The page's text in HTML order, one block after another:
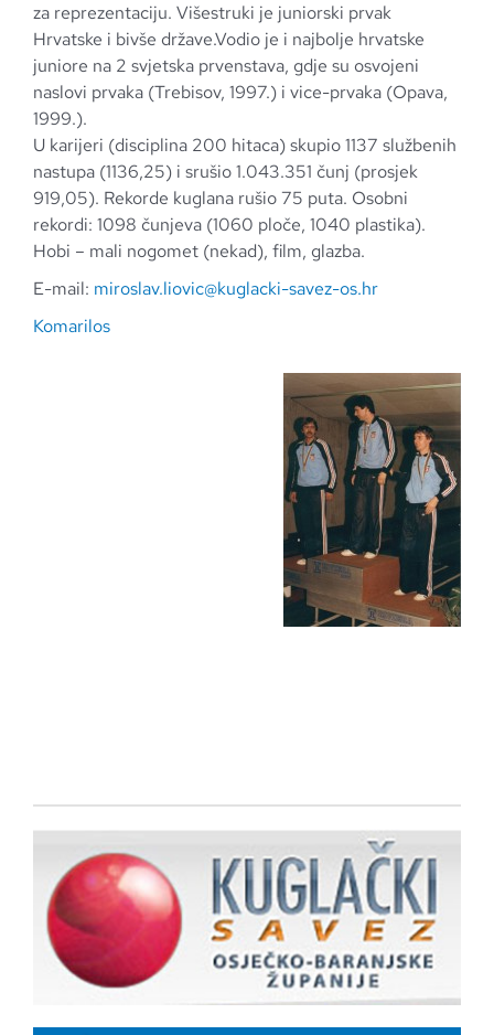
za reprezentaciju. Višestruki je juniorski prvak
Hrvatske i bivše države.Vodio je i najbolje hrvatske
juniore na 2 svjetska prvenstava, gdje su osvojeni
naslovi prvaka (Trebisov, 1997.) i vice-prvaka (Opava,
1999.).
U karijeri (disciplina 200 hitaca) skupio 1137 službenih
nastupa (1136,25) i srušio 1.043.351 čunj (prosjek
919,05). Rekorde kuglana rušio 75 puta. Osobni
rekordi: 1098 čunjeva (1060 ploče, 1040 plastika).
Hobi – mali nogomet (nekad), film, glazba.
E-mail: miroslav.liovic@kuglacki-savez-os.hr
Komarilos